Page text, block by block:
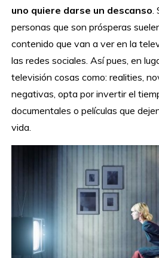
uno quiere darse un descanso
personas que son prósperas
contenido que van a ver en la
las redes sociales. Así pues, en
televisión cosas como: realities,
negativas, opta por invertir el
documentales o películas que
vida.